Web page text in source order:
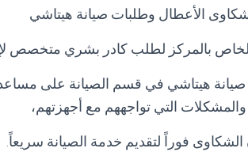
الأعطال وطلبات صيانة هيتاشي
بالمركز لطلب كادر بشري متخصص
هيتاشي في قسم الصيانة على
والمشكلات التي تواجههم مع أجهزتهم،
فوراً لتقديم خدمة الصيانة سريعاً